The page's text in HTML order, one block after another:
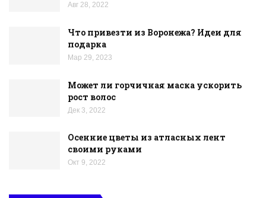
Авг 28, 2022
Что привезти из Воронежа? Идеи для
подарка
Мар 29, 2023
Может ли горчичная маска ускорить
рост волос
Дек 3, 2022
Осенние цветы из атласных лент
своими руками
Окт 9, 2022